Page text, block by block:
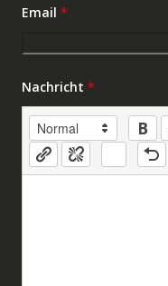
Email *
Nachricht *